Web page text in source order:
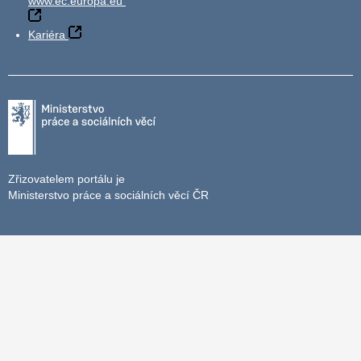
Kariéra
Zřizovatelem portálu je
Ministerstvo práce a sociálních věcí ČR